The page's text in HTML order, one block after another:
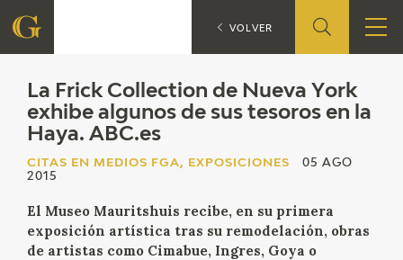
FUNDACIÓN
QUIENES SOMOS
CENTRO DE INVESTIGACIÓN Y DOCUMENTACIÓN
La Frick Collection de Nueva York
exhibe algunos de sus tesoros en la
Haya. ABC.es
CITAS EN MEDIOS FGA, EXPOSICIONES
05 AGO
2015
El Museo Mauritshuis recibe, en su primera
exposición artística tras su remodelación, obras
de artistas como Cimabue, Ingres, Goya o
CITAS EN MEDIOS FGA La
VOLVER